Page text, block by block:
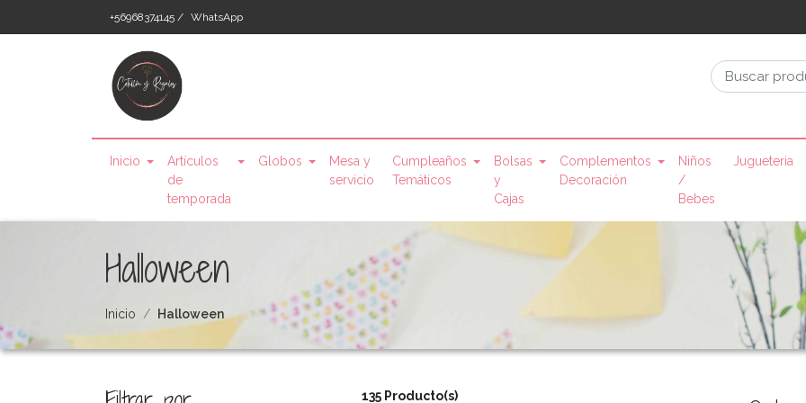
+56968374145 / WhatsApp
Inicio
Artículos
de
temporada
Globos
Mesa y
servicio
Cumpleaños
Temáticos
Bolsas
y
Cajas
Complementos
Decoración
Niños
/
Bebes
Jugueteria
Halloween
Inicio Halloween
135 Producto(s)